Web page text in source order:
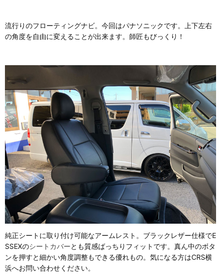
流行りのフローティングナビ。今回はパナソニックです。上下左右
の角度を自由に変えることが出来ます。師匠もびっくり！
純正シートに取り付け可能なアームレスト。ブラックレザー仕様でE
SSEXのシートカバーとも質感ばっちりフィットです。真ん中のボタ
ンを押すと細かい角度調整もできる優れもの。気になる方はCRS横
浜へお問い合わせください。